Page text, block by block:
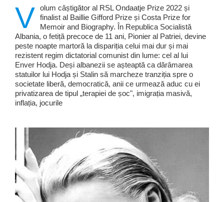
V olum câștigător al RSL Ondaatje Prize 2022 și
finalist al Baillie Gifford Prize și Costa Prize for
Memoir and Biography. În Republica Socialistă
Albania, o fetiță precoce de 11 ani, Pionier al Patriei, devine
peste noapte martoră la dispariția celui mai dur și mai
rezistent regim dictatorial comunist din lume: cel al lui
Enver Hodja. Deși albanezii se așteaptă ca dărâmarea
statuilor lui Hodja și Stalin să marcheze tranziția spre o
societate liberă, democratică, anii ce urmează aduc cu ei
privatizarea de tipul „terapiei de șoc", imigrația masivă,
inflația, jocurile